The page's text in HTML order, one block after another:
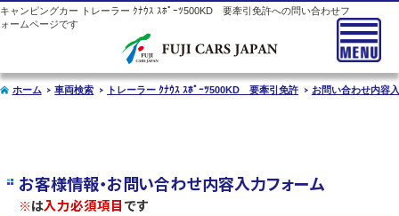
キャンピングカー トレーラー ｸﾅｳｽ ｽﾎﾟｰﾂ500KD 要牽引免許への問い合わせフ
ォームページです
ホーム 車両検索 トレーラー ｸﾅｳｽ ｽﾎﾟｰﾂ500KD 要牽引免許 お問い合わせ内容
お客様情報・お問い合わせ内容入力フォーム
※は入力必須項目です